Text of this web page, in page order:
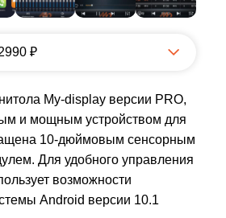
₽
My-display версии PRO,
и мощным устройством для
10-дюймовым сенсорным
Для удобного управления
возможности
Android версии 10.1